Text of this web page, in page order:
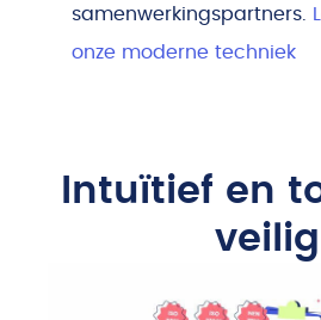
samenwerkingspartners.
onze moderne techniek
Intuïtief en
veilig